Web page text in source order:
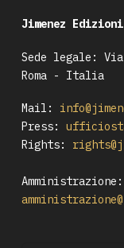
Jimenez
Sede legale:
Roma - Italia
Mail:
Press:
Rights:
Amministrazione: